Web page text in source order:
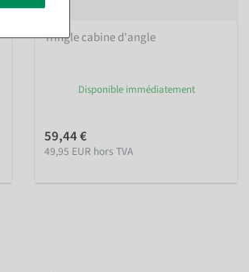
Tringle cabine d'angle
Disponible immédiatement
59,44 €
49,95 EUR hors TVA